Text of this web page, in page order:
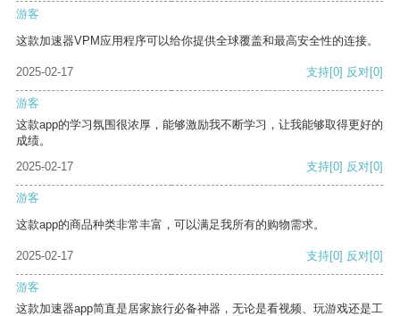
游客
这款加速器VPM应用程序可以给你提供全球覆盖和最高安全性的连接。
2025-02-17 支持[0] 反对[0]
游客
这款app的学习氛围很浓厚，能够激励我不断学习，让我能够取得更好的
成绩。
2025-02-17
支持[0] 反对[0]
游客
这款app的商品种类非常丰富，可以满足我所有的购物需求。
2025-02-17 支持[0] 反对[0]
游客
这款加速器app简直是居家旅行必备神器，无论是看视频、玩游戏还是工